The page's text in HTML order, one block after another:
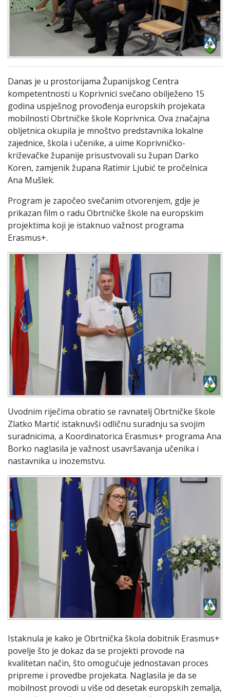
Danas je u prostorijama Županijskog Centra
kompetentnosti u Koprivnici svečano obilježeno 15
godina uspješnog provođenja europskih projekata
mobilnosti Obrtničke škole Koprivnica. Ova značajna
obljetnica okupila je mnoštvo predstavnika lokalne
zajednice, škola i učenike, a uime Koprivničko-
križevačke županije prisustvovali su župan Darko
Koren, zamjenik župana Ratimir Ljubić te pročelnica
Ana Mušlek.
Program je započeo svečanim otvorenjem, gdje je
prikazan film o radu Obrtničke škole na europskim
projektima koji je istaknuo važnost programa
Erasmus+.
Uvodnim riječima obratio se ravnatelj Obrtničke škole
Zlatko Martić istaknuvši odličnu suradnju sa svojim
suradnicima, a Koordinatorica Erasmus+ programa Ana
Borko naglasila je važnost usavršavanja učenika i
nastavnika u inozemstvu.
Istaknula je kako je Obrtnička škola dobitnik Erasmus+
povelje što je dokaz da se projekti provode na
kvalitetan način, što omogućuje jednostavan proces
pripreme i provedbe projekata. Naglasila je da se
mobilnost provodi u više od desetak europskih zemalja,